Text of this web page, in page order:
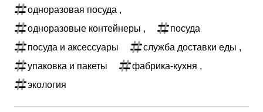
одноразовая посуда ,
одноразовые контейнеры ,
посуда
посуда и аксессуары
служба доставки еды ,
упаковка и пакеты
фабрика-кухня ,
экология